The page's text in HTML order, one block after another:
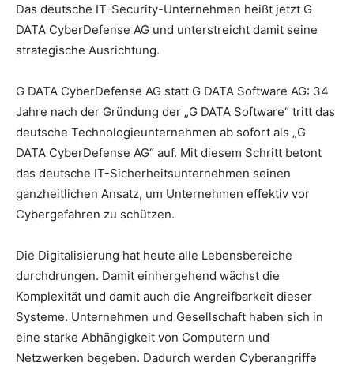
Das deutsche IT-Security-Unternehmen heißt jetzt G
DATA CyberDefense AG und unterstreicht damit seine
strategische Ausrichtung.
G DATA CyberDefense AG statt G DATA Software AG: 34
Jahre nach der Gründung der „G DATA Software“ tritt das
deutsche Technologieunternehmen ab sofort als „G
DATA CyberDefense AG“ auf. Mit diesem Schritt betont
das deutsche IT-Sicherheitsunternehmen seinen
ganzheitlichen Ansatz, um Unternehmen effektiv vor
Cybergefahren zu schützen.
Die Digitalisierung hat heute alle Lebensbereiche
durchdrungen. Damit einhergehend wächst die
Komplexität und damit auch die Angreifbarkeit dieser
Systeme. Unternehmen und Gesellschaft haben sich in
eine starke Abhängigkeit von Computern und
Netzwerken begeben. Dadurch werden Cyberangriffe